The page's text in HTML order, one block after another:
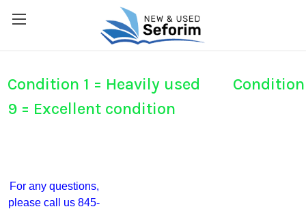
Condition 1 = Heavily used Condition
9 = Excellent condition
For any questions,
please call us 845-